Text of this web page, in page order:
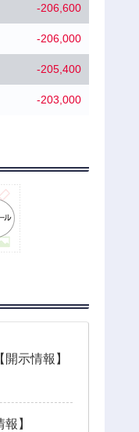
-206,600
-206,000
-205,400
-203,000
示情報】
】